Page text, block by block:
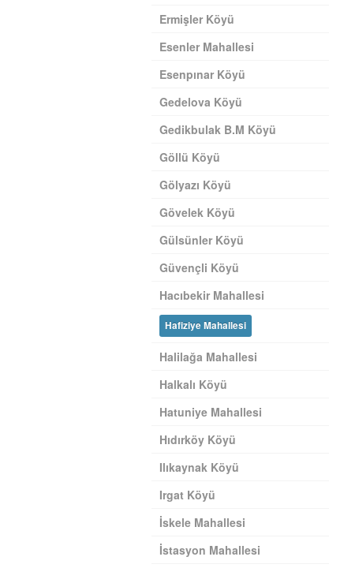
Ermişler Köyü
Esenler Mahallesi
Esenpınar Köyü
Gedelova Köyü
Gedikbulak B.M Köyü
Göllü Köyü
Gölyazı Köyü
Gövelek Köyü
Gülsünler Köyü
Güvençli Köyü
Hacıbekir Mahallesi
Hafiziye Mahallesi
Halilağa Mahallesi
Halkalı Köyü
Hatuniye Mahallesi
Hıdırköy Köyü
Ilıkaynak Köyü
Irgat Köyü
İskele Mahallesi
İstasyon Mahallesi